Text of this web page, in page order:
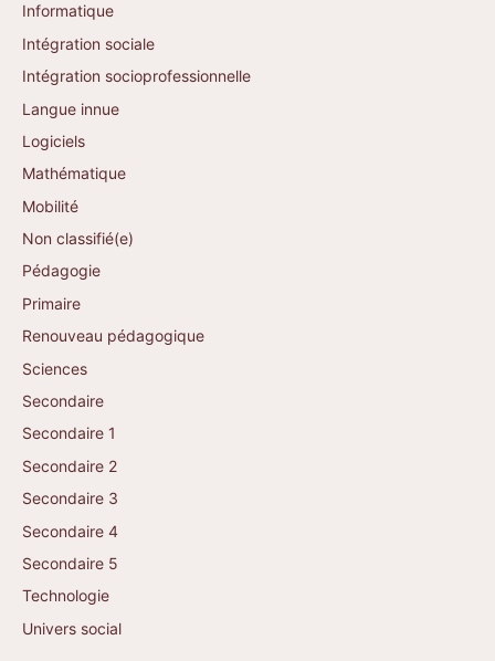
Informatique
Intégration sociale
Intégration socioprofessionnelle
Langue innue
Logiciels
Mathématique
Mobilité
Non classifié(e)
Pédagogie
Primaire
Renouveau pédagogique
Sciences
Secondaire
Secondaire 1
Secondaire 2
Secondaire 3
Secondaire 4
Secondaire 5
Technologie
Univers social